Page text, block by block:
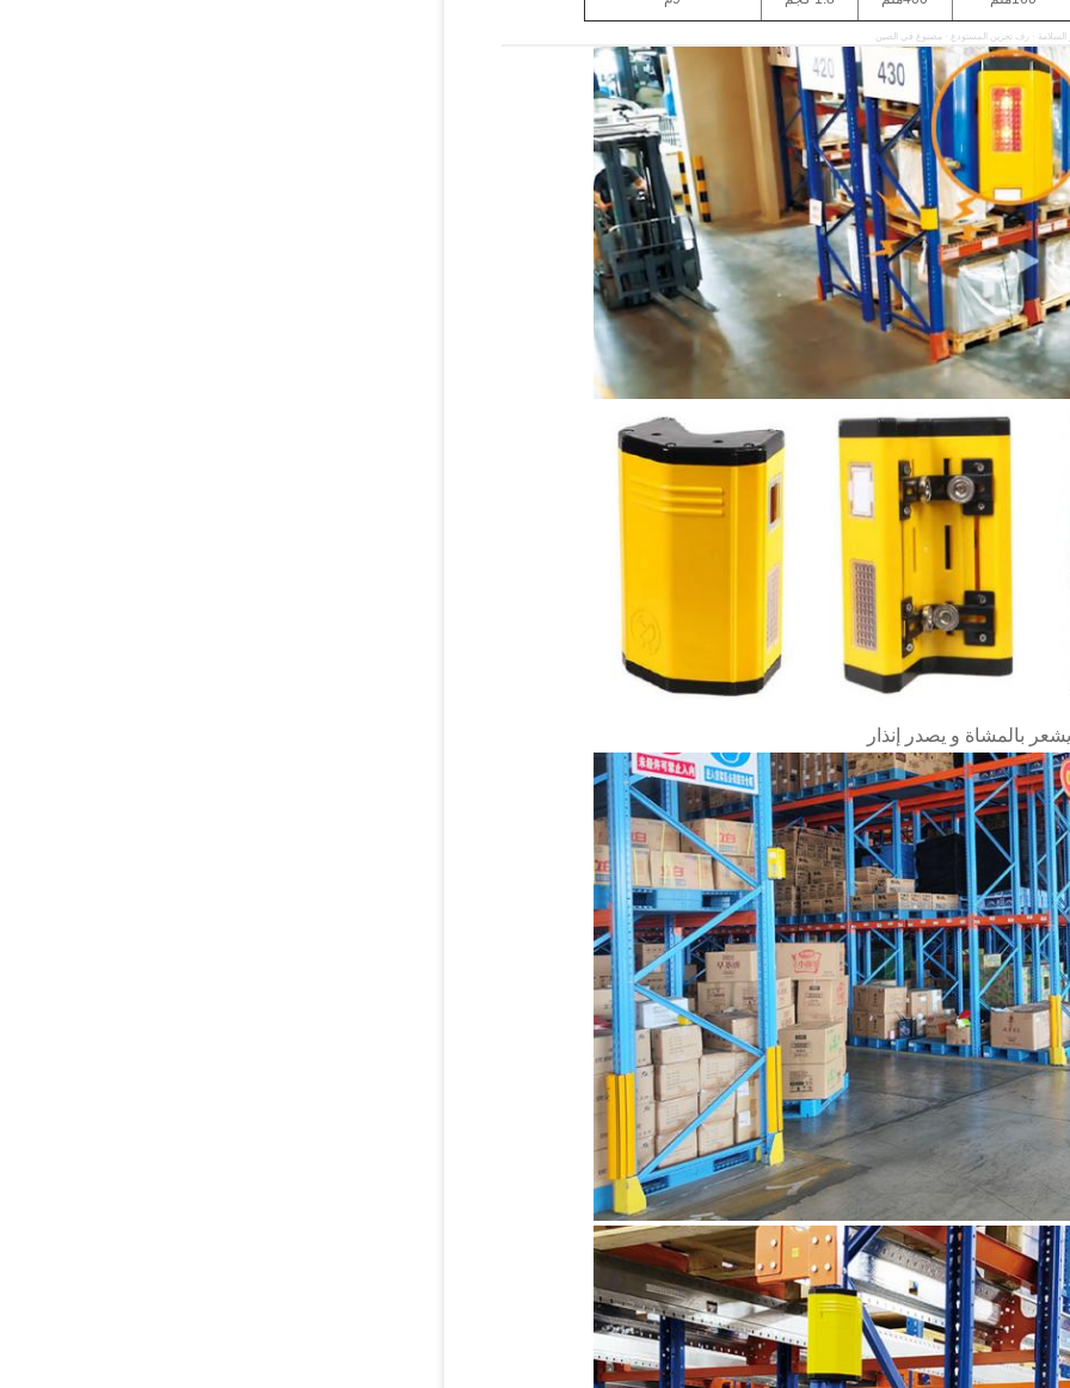
السلامة · رف تخزين المستودع · مصنوع في الصين
بالمشاة و يصدر إنذار